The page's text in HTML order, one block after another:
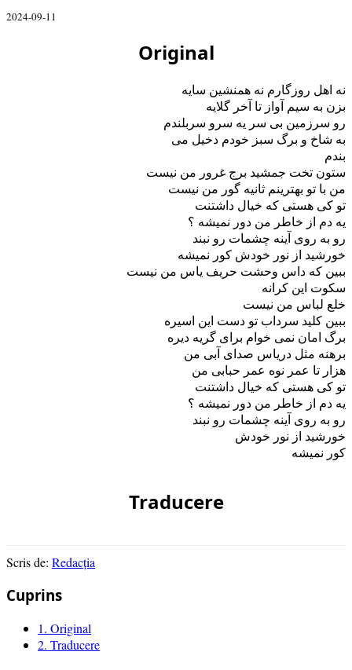
2024-09-11
Original
نه اهل روزگارم نه همنشین سایه
بزن به سیم آواز تا آخر گلایه
رو سرزمین بی سر یه سرو سربلندم
به شاخ و برگ سبز خودم دخیل می
بندم
ستون تخت جمشید برج غرور من نیست
من با تو بهترینم ثانیه گور من نیست
تو کی هستی که خیال داشتنت
یه دم از خاطر من دور نمیشه ؟
رو به روی آینه چشمات رو نبند
خورشید از نور خودش کور نمیشه
ببین که داس وحشت حریف یاس من نیست
سکوت این کرانه
خلع لباس من نیست
ببین کلید سرداب تو دست این اسیره
برگ امان نمی خوام برای گریه دیره
برهنه مثل دریاس صدای آبی من
هزار تا عمر نوه عمر حبابی من
تو کی هستی که خیال داشتنت
یه دم از خاطر من دور نمیشه ؟
رو به روی آینه چشمات رو نبند
خورشید از نور خودش
کور نمیشه
Traducere
Scris de: Redacția
Cuprins
1. Original
2. Traducere